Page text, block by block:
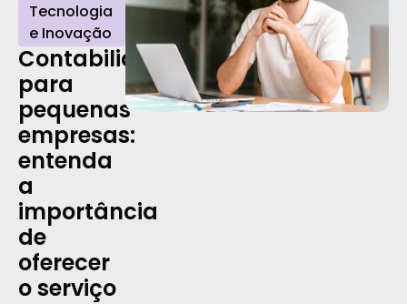
Tecnologia
e Inovação
Contabilidade
para
pequenas
empresas:
entenda
a
importância
de
oferecer
o serviço